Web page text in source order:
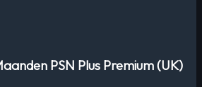
PSN Plus Premium (UK)